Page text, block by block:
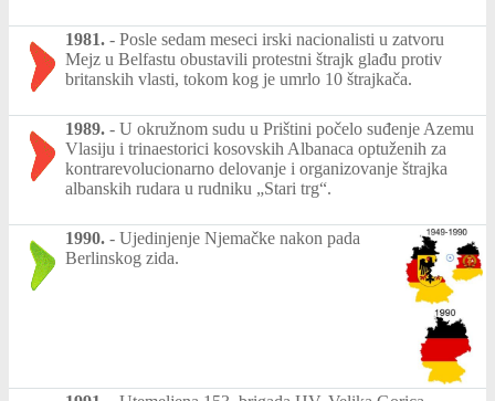
1981. - Posle sedam meseci irski nacionalisti u zatvoru
Mejz u Belfastu obustavili protestni štrajk glađu protiv
britanskih vlasti, tokom kog je umrlo 10 štrajkača.
1989. - U okružnom sudu u Prištini počelo suđenje Azemu
Vlasiju i trinaestorici kosovskih Albanaca optuženih za
kontrarevolucionarno delovanje i organizovanje štrajka
albanskih rudara u rudniku „Stari trg“.
1990. - Ujedinjenje Njemačke nakon pada
Berlinskog zida.